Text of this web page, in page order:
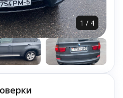
1 / 4